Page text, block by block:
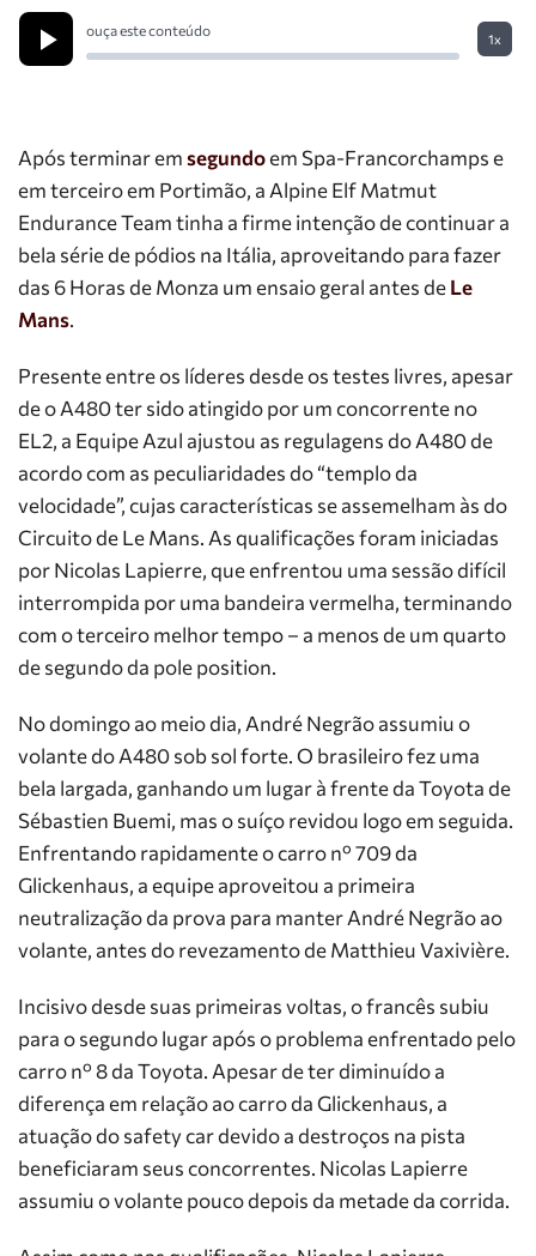
ouça este conteúdo
1x
Após terminar emsegundoem Spa-Francorchamps e
em terceiro em Portimão, a Alpine Elf Matmut
Endurance Team tinha a firme intenção de continuar a
bela série de pódios na Itália, aproveitando para fazer
das 6 Horas de Monza um ensaio geral antes deLe
Mans.
Presente entre os líderes desde os testes livres, apesar
de o A480 ter sido atingido por um concorrente no
EL2, a Equipe Azul ajustou as regulagens do A480 de
acordo com as peculiaridades do “templo da
velocidade”, cujas características se assemelham às do
Circuito de Le Mans. As qualificações foram iniciadas
por Nicolas Lapierre, que enfrentou uma sessão difícil
interrompida por uma bandeira vermelha, terminando
com o terceiro melhor tempo – a menos de um quarto
de segundo da pole position.
No domingo ao meio dia, André Negrão assumiu o
volante do A480 sob sol forte. O brasileiro fez uma
bela largada, ganhando um lugar à frente da Toyota de
Sébastien Buemi, mas o suíço revidou logo em seguida.
Enfrentando rapidamente o carro nº 709 da
Glickenhaus, a equipe aproveitou a primeira
neutralização da prova para manter André Negrão ao
volante, antes do revezamento de Matthieu Vaxivière.
Incisivo desde suas primeiras voltas, o francês subiu
para o segundo lugar após o problema enfrentado pelo
carro nº 8 da Toyota. Apesar de ter diminuído a
diferença em relação ao carro da Glickenhaus, a
atuação do safety car devido a destroços na pista
beneficiaram seus concorrentes. Nicolas Lapierre
assumiu o volante pouco depois da metade da corrida.